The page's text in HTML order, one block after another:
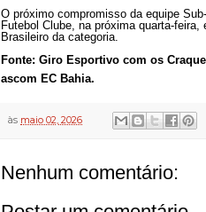
O próximo compromisso da equipe
Futebol Clube, na próxima quarta-
Brasileiro da categoria.
Fonte: Giro Esportivo com os
ascom EC Bahia.
às maio 02, 2026
Nenhum comentário: